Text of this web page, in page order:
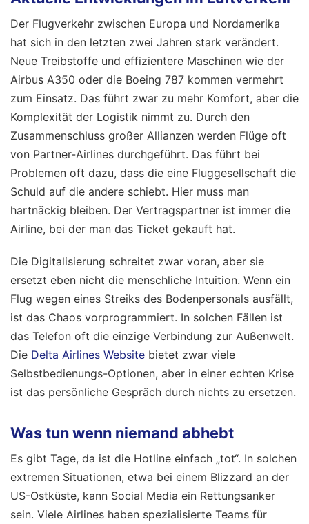
Der Flugverkehr zwischen Europa und Nordamerika
hat sich in den letzten zwei Jahren stark verändert.
Neue Treibstoffe und effizientere Maschinen wie der
Airbus A350 oder die Boeing 787 kommen vermehrt
zum Einsatz. Das führt zwar zu mehr Komfort, aber die
Komplexität der Logistik nimmt zu. Durch den
Zusammenschluss großer Allianzen werden Flüge oft
von Partner-Airlines durchgeführt. Das führt bei
Problemen oft dazu, dass die eine Fluggesellschaft die
Schuld auf die andere schiebt. Hier muss man
hartnäckig bleiben. Der Vertragspartner ist immer die
Airline, bei der man das Ticket gekauft hat.
Die Digitalisierung schreitet zwar voran, aber sie
ersetzt eben nicht die menschliche Intuition. Wenn ein
Flug wegen eines Streiks des Bodenpersonals ausfällt,
ist das Chaos vorprogrammiert. In solchen Fällen ist
das Telefon oft die einzige Verbindung zur Außenwelt.
Die Delta Airlines Website bietet zwar viele
Selbstbedienungs-Optionen, aber in einer echten Krise
ist das persönliche Gespräch durch nichts zu ersetzen.
Was tun wenn niemand abhebt
Es gibt Tage, da ist die Hotline einfach „tot“. In solchen
extremen Situationen, etwa bei einem Blizzard an der
US-Ostküste, kann Social Media ein Rettungsanker
sein. Viele Airlines haben spezialisierte Teams für